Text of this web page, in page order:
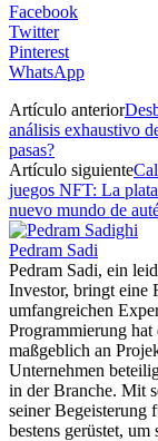
Facebook
Twitter
Pinterest
WhatsApp
Artículo anterior
análisis exhaustivo
pasas?
Artículo siguiente
juegos NFT: La
nuevo mundo de
Pedram Sadi
Pedram Sadi, ein
Investor, bringt eine
umfangreichen
Programmierung
maßgeblich an
Unternehmen
in der Branche. Mit
seiner Begeisterung
bestens gerüstet,